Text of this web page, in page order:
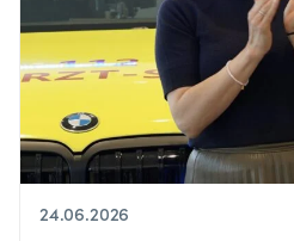
24.06.2026